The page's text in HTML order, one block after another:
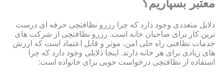
معتبر بسپاریم؟
دلایل متعددی وجود دارد که چرا رزرو نظافتچی حرفه ای درست
ترین کار برای صاحبان خانه است. رزرو نظافتچی از شرکت های
خدمات نظافتی راه حلی امن، موثر و قابل اعتماد است که ارزش
های زیادی برای هر خانه دارند. اینجا دلایلی وجود دارد که چرا
استفاده از نظافتچی درخواست خوبی برای خانواده است: